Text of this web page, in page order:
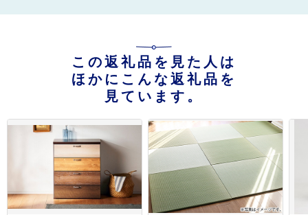
この返礼品を見た人は
ほかにこんな返礼品を
見ています。